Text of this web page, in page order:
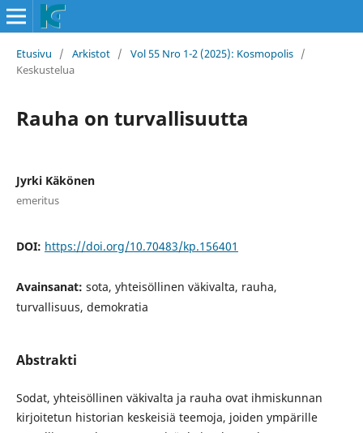
Etusivu / Arkistot / Vol 55 Nro 1-2 (2025): Kosmopolis /
Keskustelua
Rauha on turvallisuutta
Jyrki Käkönen
emeritus
DOI: https://doi.org/10.70483/kp.156401
Avainsanat: sota, yhteisöllinen väkivalta, rauha,
turvallisuus, demokratia
Abstrakti
Sodat, yhteisöllinen väkivalta ja rauha ovat ihmiskunnan
kirjoitetun historian keskeisiä teemoja, joiden ympärille